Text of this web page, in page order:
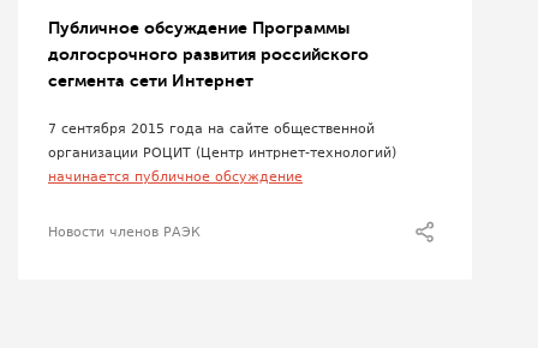
Публичное обсуждение Программы
долгосрочного развития российского
сегмента сети Интернет
7 сентября 2015 года на сайте общественной
организации РОЦИТ (Центр интрнет-технологий)
начинается публичное обсуждение
Новости членов РАЭК